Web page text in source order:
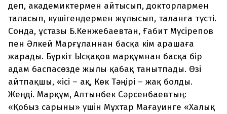
деп, академиктермен айтысып, докторлармен
таласып, күшігендермен жұлысып, таланға түсті.
Сонда, ұстазы Б.Кенжебаевтан, Ғабит Мүсірепов
пен Әлкей Марғұланнан басқа кім арашаға
жарады. Бүркіт Ысқақов марқұмнан басқа бір
адам баспасөзде жылы қабақ танытпады. Өзі
айтпақшы, «ісі – ақ, Көк Тәңірі – жақ болды.
Жеңді. Марқұм, Алтынбек Сәрсенбаевтың:
«Қобыз сарыны» үшін Мұхтар Мағауинге «Халық